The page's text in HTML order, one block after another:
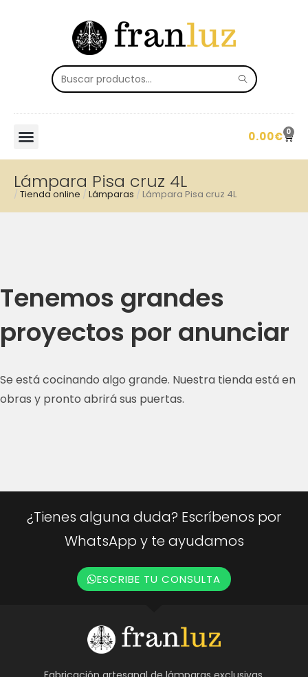
0.00€ 0
Lámpara Pisa cruz 4L
/ Tienda online / Lámparas / Lámpara Pisa cruz 4L
Tenemos grandes
proyectos por anunciar
Se está cocinando algo grande. Nuestra tienda está en
obras y pronto abrirá sus puertas.
¿Tienes alguna duda? Escríbenos por
WhatsApp y te ayudamos
ESCRIBE TU CONSULTA